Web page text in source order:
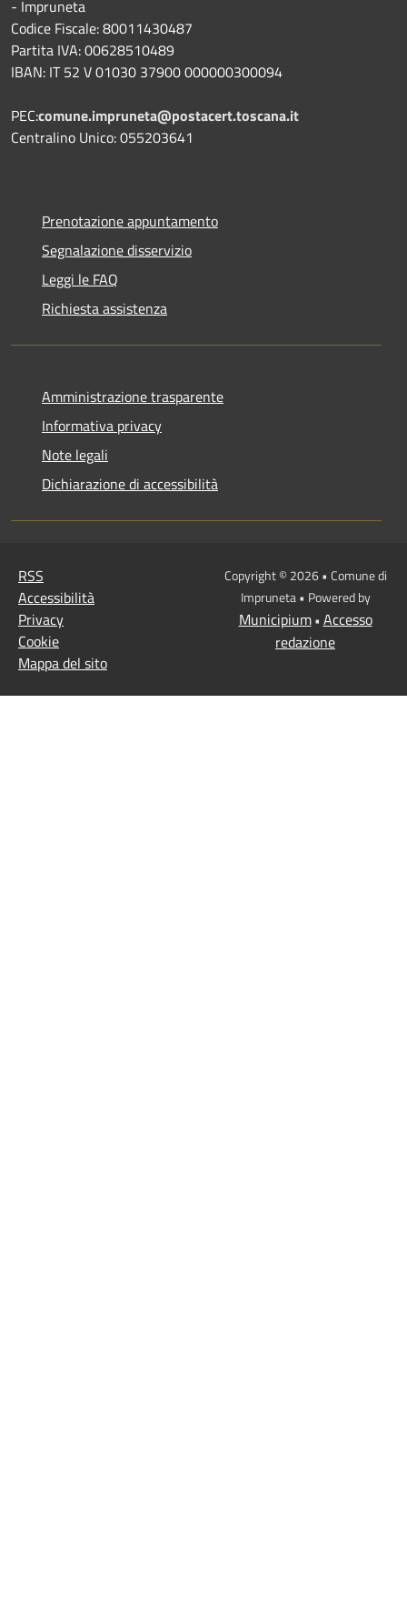
- Impruneta
Codice Fiscale: 80011430487
Partita IVA: 00628510489
IBAN: IT 52 V 01030 37900 000000300094
PEC:comune.impruneta@postacert.toscana.it
Centralino Unico: 055203641
Prenotazione appuntamento
Segnalazione disservizio
Leggi le FAQ
Richiesta assistenza
Amministrazione trasparente
Informativa privacy
Note legali
Dichiarazione di accessibilità
RSS
Accessibilità
Privacy
Cookie
Mappa del sito
Copyright © 2026 • Comune di
Impruneta • Powered by
Municipium• Accesso
redazione